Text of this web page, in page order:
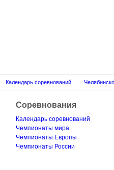
Календарь соревнований
Соревнования
Календарь соревнований
Чемпионаты мира
Чемпионаты Европы
Чемпионаты России